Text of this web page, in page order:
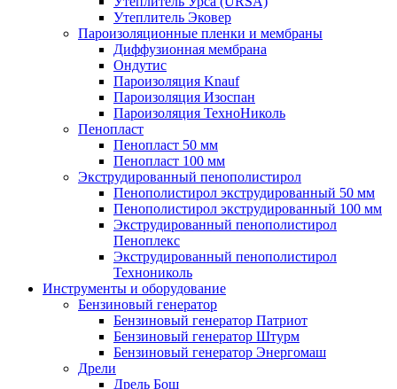
Утеплитель Эковер
Пароизоляционные пленки и мембраны
Диффузионная мембрана
Ондутис
Пароизоляция Knauf
Пароизоляция Изоспан
Пароизоляция ТехноНиколь
Пенопласт
Пенопласт 50 мм
Пенопласт 100 мм
Экструдированный пенополистирол
Пенополистирол экструдированный 50 мм
Пенополистирол экструдированный 100 мм
Экструдированный пенополистирол
Пеноплекс
Экструдированный пенополистирол
Технониколь
Инструменты и оборудование
Бензиновый генератор
Бензиновый генератор Патриот
Бензиновый генератор Штурм
Бензиновый генератор Энергомаш
Дрели
Дрель Бош